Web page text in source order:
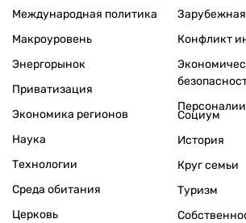
Международная политика
Макроуровень
Энергорынок
Приватизация
Экономика регионов
Конфликт
Персоналии
Наука
Технологии
Среда обитания
Церковь
Социум
История
Круг семьи
Туризм